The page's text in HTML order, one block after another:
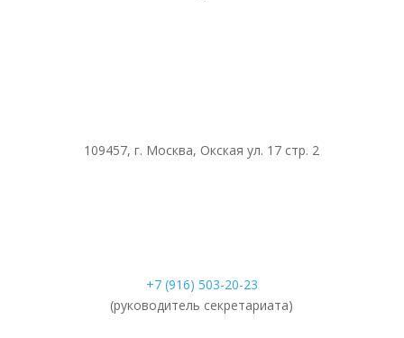
109457, г. Москва, Окская ул. 17 стр. 2
+7 (916) 503-20-23
(руководитель секретариата)